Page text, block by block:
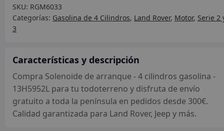
-
4
cilindros
-
13H5952L
cantidad
SKU: RGM6033
Categorías: Gasolina de 4 Cilindros, Land Rover, Motor, Serie 2
3
Características y descripción
Compra Solenoide de arranque - 4 cilindros gasolina -
13H5952L para tu todoterreno y disfruta de envío
gratuito a toda la península en pedidos desde 300€.
Calidad garantizada para Land Rover, Jeep y más.